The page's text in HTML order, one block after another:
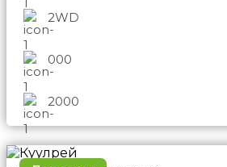
2WD
000
2000